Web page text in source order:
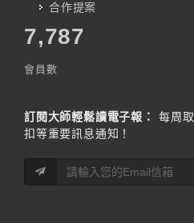
合作提案
7,787
會員數
訂閱大師輕鬆讀電子報：
每周
扣等重要訊息通知！